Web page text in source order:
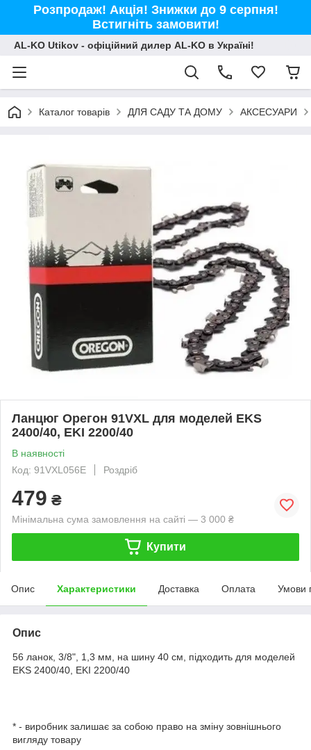
Розпродаж! Акція! Знижки до 9 серпня!
Встигніть замовити!
AL-KO Utikov - офіційний дилер AL-KO в Україні!
Каталог товарів ДЛЯ САДУ ТА ДОМУ АКСЕСУАРИ
Ланцюг Орегон 91VXL для моделей EKS
2400/40, EKI 2200/40
В наявності
Код: 91VXL056E
Роздріб
479 ₴
Мінімальна сума замовлення на сайті — 3 000 ₴
Купити
Опис Характеристики Доставка Оплата Умови
Опис
56 ланок, 3/8", 1,3 мм, на шину 40 см, підходить для моделей
EKS 2400/40, EKI 2200/40
* - виробник залишає за собою право на зміну зовнішнього
вигляду товару